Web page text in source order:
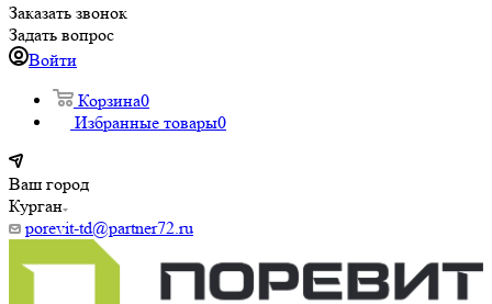
Заказать звонок
Задать вопрос
Войти
Корзина0
Избранные товары0
Ваш город
Курган
porevit-td@partner72.ru